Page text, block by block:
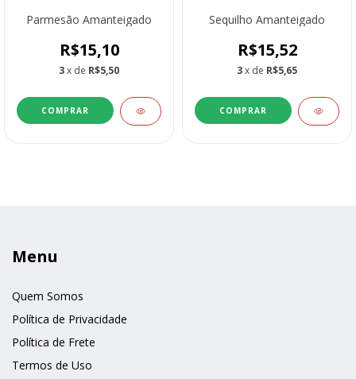
Parmesão Amanteigado
R$15,10
3x de R$5,50
COMPRAR
Sequilho Amanteigado
R$15,52
3x de R$5,65
COMPRAR
Menu
Quem Somos
Política de Privacidade
Política de Frete
Termos de Uso